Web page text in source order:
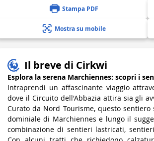
Stampa PDF
Mostra su mobile
Il breve di Cirkwi
Esplora la serena Marchiennes: scopri i
Intraprendi un affascinante viaggio
dove il Circuito dell'Abbazia attira sia gli
Curato da Nord Tourisme, questo
dominiale di Marchiennes e lungo il
combinazione di sentieri lastricati,